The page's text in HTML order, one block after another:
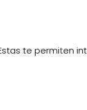
te permiten